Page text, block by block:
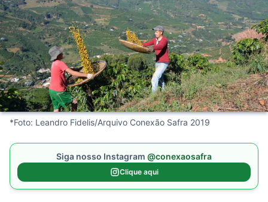
*Foto: Leandro Fidelis/Arquivo Conexão Safra 2019
Siga nosso Instagram @conexaosafra
Clique aqui